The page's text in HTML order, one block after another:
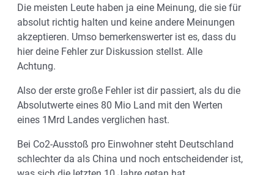
Die meisten Leute haben ja eine Meinung, die sie für
absolut richtig halten und keine andere Meinungen
akzeptieren. Umso bemerkenswerter ist es, dass du
hier deine Fehler zur Diskussion stellst. Alle
Achtung.
Also der erste große Fehler ist dir passiert, als du die
Absolutwerte eines 80 Mio Land mit den Werten
eines 1Mrd Landes verglichen hast.
Bei Co2-Ausstoß pro Einwohner steht Deutschland
schlechter da als China und noch entscheidender ist,